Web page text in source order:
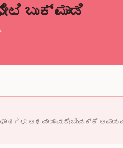
ಬುಕ್ ಮಾಡಿ
ಅಥವಾ ಯಾವುದೇ ಜೀವಕ್ಕೆ